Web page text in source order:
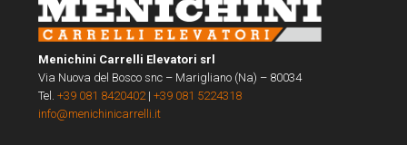
Menichini Carrelli Elevatori srl
Via Nuova del Bosco snc – Marigliano (Na) – 80034
Tel.+39 081 8420402 |+39 081 5224318
info@menichinicarrelli.it